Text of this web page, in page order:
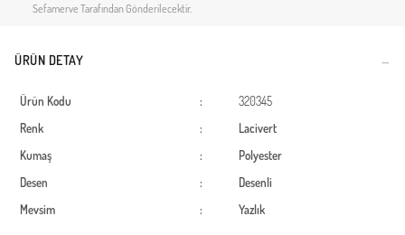
Sefamerve Tarafından Gönderilecektir.
ÜRÜN DETAY
Ürün Kodu :
320345
Renk
:
Lacivert
Kumaş
:
Polyester
Desen
:
Desenli
Mevsim
: Yazlık